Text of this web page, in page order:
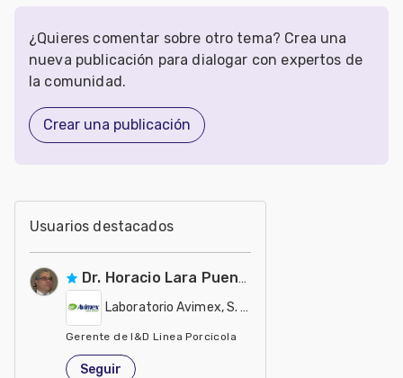
¿Quieres comentar sobre otro tema? Crea una
nueva publicación para dialogar con expertos de
la comunidad.
Crear una publicación
Usuarios destacados
Dr. Horacio Lara Puente
Laboratorio Avimex, S. A de C. V.
Gerente de I&D Linea Porcicola
México
Seguir